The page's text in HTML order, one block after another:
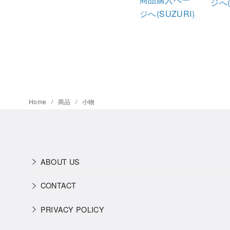
ジへ(SUZURI)
Home 商品 小物
ABOUT US
CONTACT
PRIVACY POLICY